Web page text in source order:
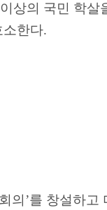
상의 국민 학살
소한다.
의 ’를 창설하고